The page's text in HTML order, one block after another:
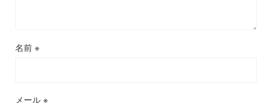
名前 ※
メール ※